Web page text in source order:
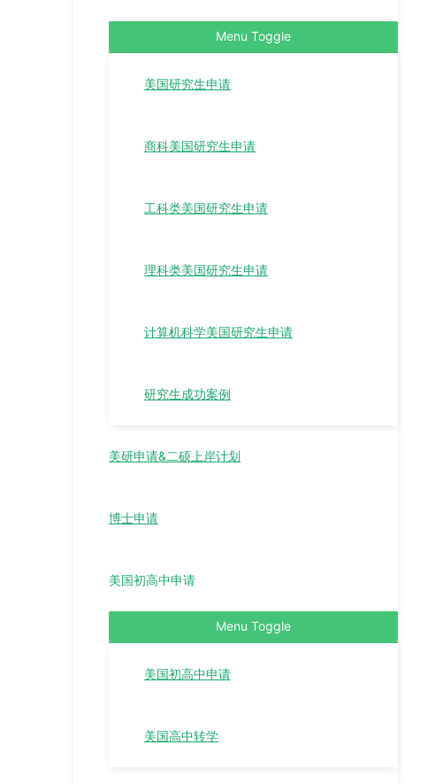
Menu Toggle
美国研究生申请
商科美国研究生申请
工科类美国研究生申请
理科类美国研究生申请
计算机科学美国研究生申请
研究生成功案例
美研申请&二硕上岸计划
博士申请
美国初高中申请
Menu Toggle
美国初高中申请
美国高中转学